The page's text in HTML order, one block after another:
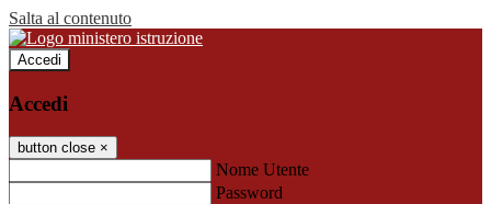
Salta al contenuto
Accedi
Accedi
button close ×
Nome Utente
Password